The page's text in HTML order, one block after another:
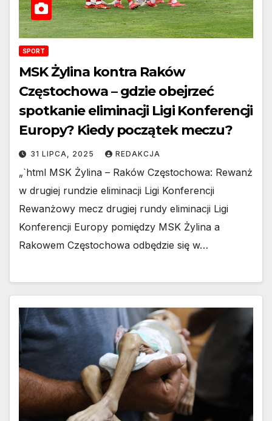
SPORT
MSK Żylina kontra Raków
Częstochowa – gdzie obejrzeć
spotkanie eliminacji Ligi Konferencji
Europy? Kiedy początek meczu?
31 LIPCA, 2025 REDAKCJA
„`html MSK Żylina – Raków Częstochowa: Rewanż
w drugiej rundzie eliminacji Ligi Konferencji
Rewanżowy mecz drugiej rundy eliminacji Ligi
Konferencji Europy pomiędzy MSK Żylina a
Rakowem Częstochowa odbędzie się w…